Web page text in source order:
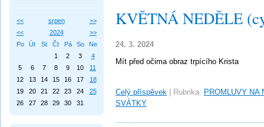
KVĚTNÁ NEDĚLE
24. 3. 2024
Mít před očima obraz trpícího Krista
Celý příspěvek Rubrika: PROMLUVY NA
SVÁTKY
<< srpen
>>
<<
2024
>>
Po
Út St Čt Pá So
Ne
1
2 3
4
5
6 7 8 9 10
11
12
13 14 15 16 17
18
19
20 21 22 23 24
25
26
27 28 29 30 31